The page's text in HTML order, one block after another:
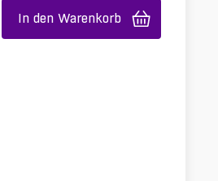
In den Warenkorb